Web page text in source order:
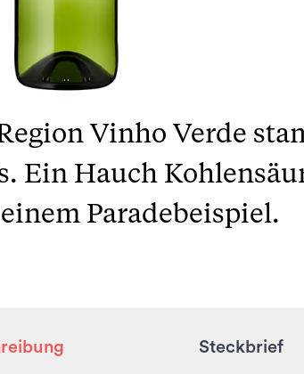
Vinho Verde
Ein Hauch
Paradebeispiel.
Steckbrief